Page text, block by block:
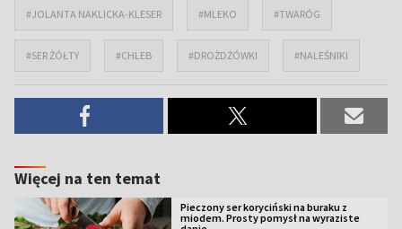
#JOLANTA NAKLICKA-KLESER #MLEKO #TWARÓG
#SER ŻÓŁTY #CHLEB #DROŻDŻÓWKI #NALEŚNIKI
Więcej na ten temat
Pieczony ser koryciński na buraku z
miodem. Prosty pomysł na wyraziste